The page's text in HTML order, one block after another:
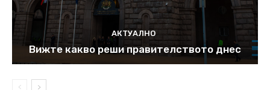
АКТУАЛНО
Вижте какво реши правителството днес